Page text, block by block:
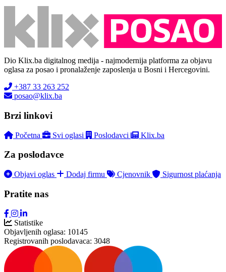
Dio Klix.ba digitalnog medija - najmodernija platforma za objavu
oglasa za posao i pronalaženje zaposlenja u Bosni i Hercegovini.
+387 33 263 252
posao@klix.ba
Brzi linkovi
Početna Svi oglasi Poslodavci Klix.ba
Za poslodavce
Objavi oglas Dodaj firmu Cjenovnik Sigurnost plaćanja
Pratite nas
Statistike
Objavljenih oglasa: 10145
Registrovanih poslodavaca: 3048